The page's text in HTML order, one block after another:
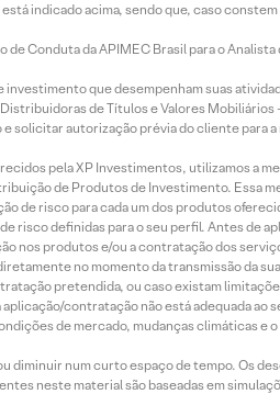
indicado acima, sendo que, caso
Conduta da APIMEC Brasil para o
que desempenham suas
de Títulos e Valores Mobiliários
autorização prévia do cliente para
pela XP Investimentos, utilizamos a
de Produtos de Investimento. Essa
de risco para cada um dos produtos
risco definidas para o seu perfil. Antes de
nos produtos e/ou a contratação dos
no momento da transmissão da
pretendida, ou caso existam
contratação não está adequada ao
de mercado, mudanças climáticas e
num curto espaço de tempo. Os
neste material são baseadas em